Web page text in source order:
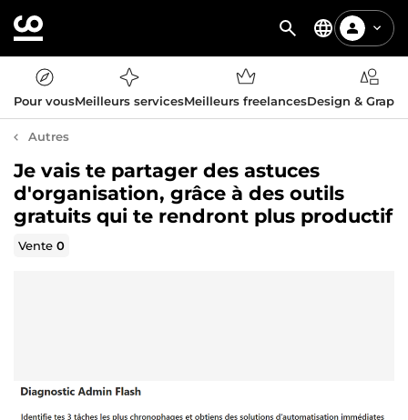
Pour vousMeilleurs servicesMeilleurs freelancesDesign &
Autres
Je vais te partager des astuces
d'organisation, grâce à des outils
gratuits qui te rendront plus productif
Vente0